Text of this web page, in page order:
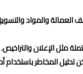
العمالة والمواد
مثل الإعلان والتراخيص.